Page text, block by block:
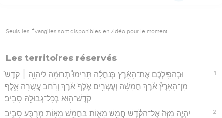
Seuls les Évangiles sont disponibles en vidéo pour le moment.
Les territoires réservés
1
וּבְהַפִּֽילְכֶ֨ם אֶת־הָאָ֜רֶץ בְּנַחֲלָ֗ה תָּרִימוּ֩ תְרוּמָ֨ה לַיהוָ֥ה ׀ קֹדֶשׁ֮
מִן־הָאָרֶץ֒ אֹ֗רֶךְ חֲמִשָּׁ֨ה וְעֶשְׂרִ֥ים אֶ֙לֶף֙ אֹ֔רֶךְ וְרֹ֖חַב עֲשָׂ֣רָה אָ֑לֶף
קֹדֶשׁ־ה֥וּא בְכָל־גְּבוּלָ֖הּ סָבִֽיב׃
2
יִהְיֶ֤ה מִזֶּה֙ אֶל־הַקֹּ֔דֶשׁ חֲמֵ֥שׁ מֵא֛וֹת בַּחֲמֵ֥שׁ מֵא֖וֹת מְרֻבָּ֣ע סָבִ֑יב